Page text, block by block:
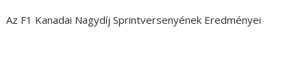
Az F1 Kanadai Nagydíj Sprintversenyének Eredményei